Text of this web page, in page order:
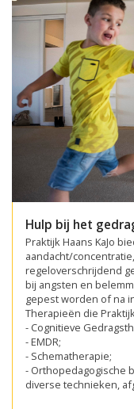
Hulp bij het
Praktijk Haans KaJo
aandacht/
regeloverschrijdend
bij angsten en
gepest worden of na
Therapieën die
- Cognitieve
- EMDR;
- Schematherapie;
- Orthopedagogische
diverse technieken,